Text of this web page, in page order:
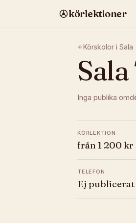
körlektioner
Körskolor i Sala
Inga publika
KÖRLEKTION
från 1 200 kr
TELEFON
Ej publicerat